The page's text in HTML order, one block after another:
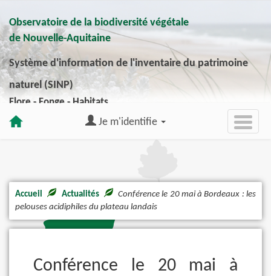
Observatoire de la biodiversité végétale
de Nouvelle-Aquitaine
Système d'information de l'inventaire du patrimoine
naturel (SINP)
Flore - Fonge - Habitats
Je m'identifie
Accueil Actualités
Conférence le 20 mai à Bordeaux : les
pelouses acidiphiles du plateau landais
Conférence le 20 mai à